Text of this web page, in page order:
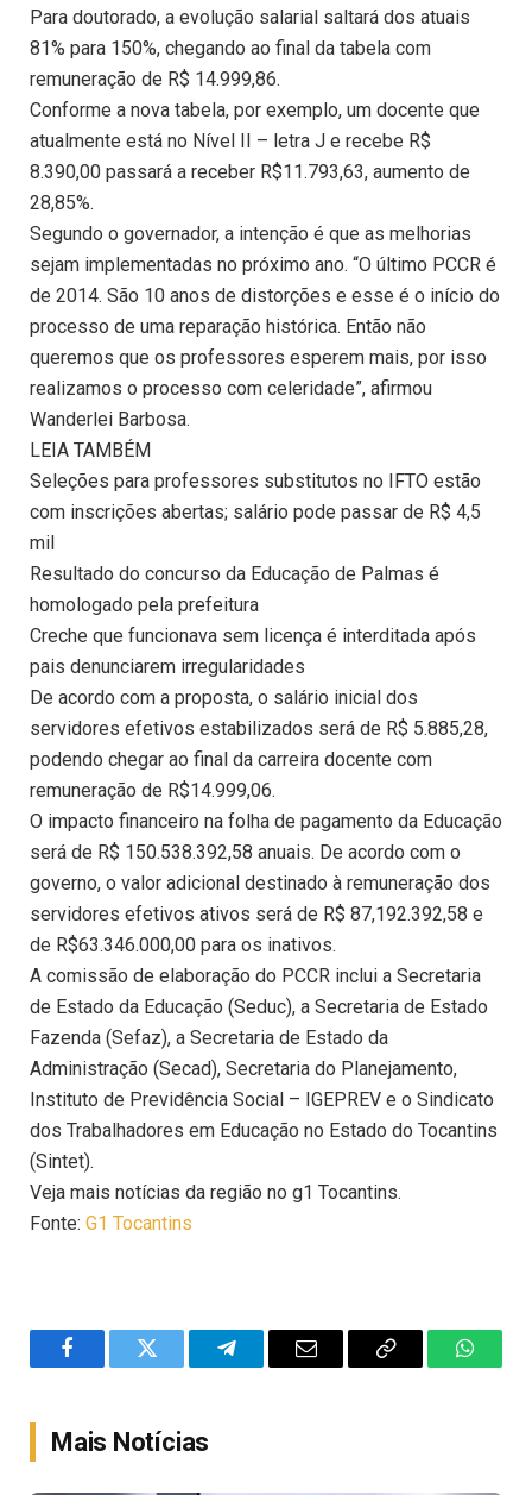
Para doutorado, a evolução salarial saltará dos atuais
81% para 150%, chegando ao final da tabela com
remuneração de R$ 14.999,86.
Conforme a nova tabela, por exemplo, um docente que
atualmente está no Nível II – letra J e recebe R$
8.390,00 passará a receber R$11.793,63, aumento de
28,85%.
Segundo o governador, a intenção é que as melhorias
sejam implementadas no próximo ano. “O último PCCR é
de 2014. São 10 anos de distorções e esse é o início do
processo de uma reparação histórica. Então não
queremos que os professores esperem mais, por isso
realizamos o processo com celeridade”, afirmou
Wanderlei Barbosa.
LEIA TAMBÉM
Seleções para professores substitutos no IFTO estão
com inscrições abertas; salário pode passar de R$ 4,5
mil
Resultado do concurso da Educação de Palmas é
homologado pela prefeitura
Creche que funcionava sem licença é interditada após
pais denunciarem irregularidades
De acordo com a proposta, o salário inicial dos
servidores efetivos estabilizados será de R$ 5.885,28,
podendo chegar ao final da carreira docente com
remuneração de R$14.999,06.
O impacto financeiro na folha de pagamento da Educação
será de R$ 150.538.392,58 anuais. De acordo com o
governo, o valor adicional destinado à remuneração dos
servidores efetivos ativos será de R$ 87,192.392,58 e
de R$63.346.000,00 para os inativos.
A comissão de elaboração do PCCR inclui a Secretaria
de Estado da Educação (Seduc), a Secretaria de Estado
Fazenda (Sefaz), a Secretaria de Estado da
Administração (Secad), Secretaria do Planejamento,
Instituto de Previdência Social – IGEPREV e o Sindicato
dos Trabalhadores em Educação no Estado do Tocantins
(Sintet).
Veja mais notícias da região no g1 Tocantins.
Fonte: G1 Tocantins
FacebookTwitter TelegramEmail
Copy
Mais Notícias